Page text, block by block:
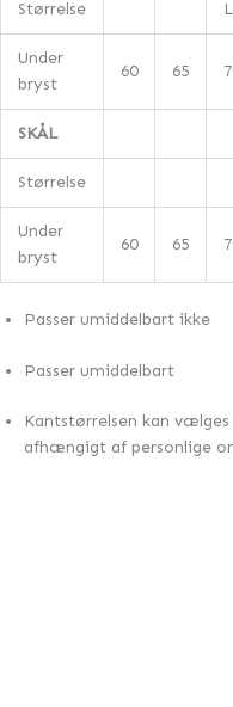
Størrelse L
Under
bryst
60 65
SKÅL
Størrelse
Under
bryst
60 65
Passer umiddelbart ikke
Passer umiddelbart
Kantstørrelsen kan
afhængigt af personlige